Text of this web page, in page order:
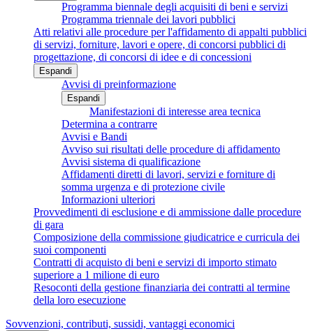
Programma biennale degli acquisiti di beni e servizi
Programma triennale dei lavori pubblici
Atti relativi alle procedure per l'affidamento di appalti pubblici
di servizi, forniture, lavori e opere, di concorsi pubblici di
progettazione, di concorsi di idee e di concessioni
Espandi
Avvisi di preinformazione
Espandi
Manifestazioni di interesse area tecnica
Determina a contrarre
Avvisi e Bandi
Avviso sui risultati delle procedure di affidamento
Avvisi sistema di qualificazione
Affidamenti diretti di lavori, servizi e forniture di
somma urgenza e di protezione civile
Informazioni ulteriori
Provvedimenti di esclusione e di ammissione dalle procedure
di gara
Composizione della commissione giudicatrice e curricula dei
suoi componenti
Contratti di acquisto di beni e servizi di importo stimato
superiore a 1 milione di euro
Resoconti della gestione finanziaria dei contratti al termine
della loro esecuzione
Sovvenzioni, contributi, sussidi, vantaggi economici